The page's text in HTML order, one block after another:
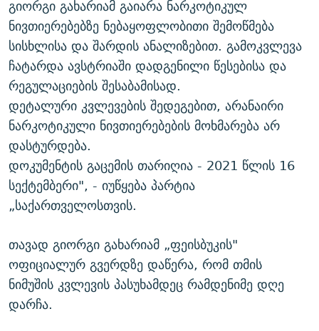
გიორგი გახარიამ გაიარა ნარკოტიკულ
ნივთიერებებზე ნებაყოფლობითი შემოწმება
სისხლისა და შარდის ანალიზებით. გამოკვლევა
ჩატარდა ავსტრიაში დადგენილი წესებისა და
რეგულაციების შესაბამისად.
დეტალური კვლევების შედეგებით, არანაირი
ნარკოტიკული ნივთიერებების მოხმარება არ
დასტურდება.
დოკუმენტის გაცემის თარიღია - 2021 წლის 16
სექტემბერი", - იუწყება პარტია
„საქართველოსთვის.
თავად გიორგი გახარიამ „ფეისბუკის"
ოფიციალურ გვერდზე დაწერა, რომ თმის
ნიმუშის კვლევის პასუხამდეც რამდენიმე დღე
დარჩა.